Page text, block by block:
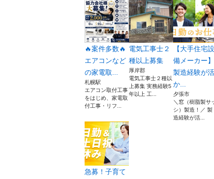
🔥案件多数🔥
エアコンなど
の家電取...
札幌駅
エアコン取付工事
をはじめ、家電取
付工事・リフ...
電気工事士２
種以上募集
厚岸郡
電気工事士２種以
上募集 実務経験5
年以上 工...
【大手住宅設
備メーカー】
製造経験が活
か...
夕張市
＼窓（樹脂製サ
シ）製造！／ 製
造経験が活...
急募！子育て